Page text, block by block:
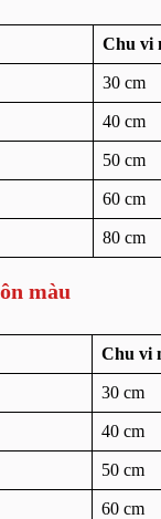
Chu vi
30 cm
40 cm
50 cm
60 cm
80 cm
màu
Chu vi
30 cm
40 cm
50 cm
60 cm